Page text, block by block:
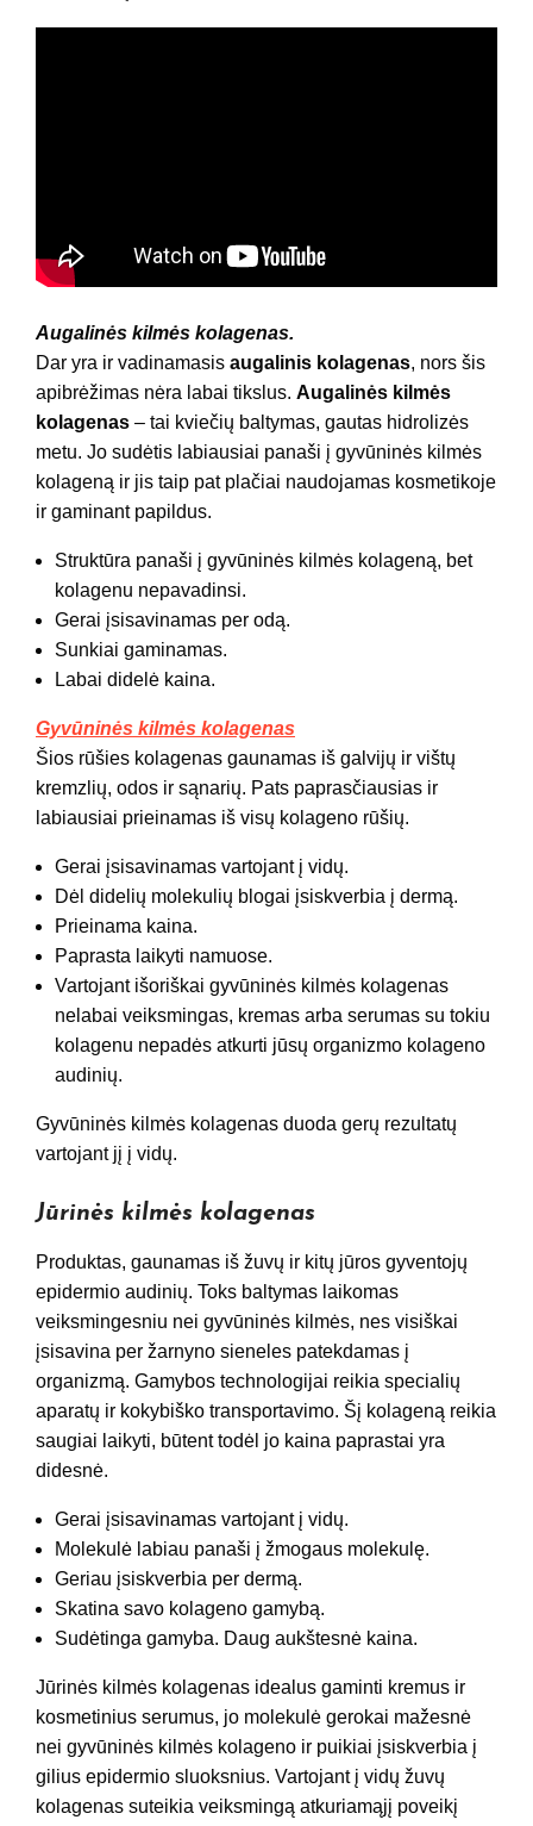
Augalinės kilmės kolagenas.
Dar yra ir vadinamasis augalinis kolagenas, nors šis
apibrėžimas nėra labai tikslus. Augalinės kilmės
kolagenas – tai kviečių baltymas, gautas hidrolizės
metu. Jo sudėtis labiausiai panaši į gyvūninės kilmės
kolageną ir jis taip pat plačiai naudojamas kosmetikoje
ir gaminant papildus.
Struktūra panaši į gyvūninės kilmės kolageną, bet
kolagenu nepavadinsi.
Gerai įsisavinamas per odą.
Sunkiai gaminamas.
Labai didelė kaina.
Gyvūninės kilmės kolagenas
Šios rūšies kolagenas gaunamas iš galvijų ir vištų
kremzlių, odos ir sąnarių. Pats paprasčiausias ir
labiausiai prieinamas iš visų kolageno rūšių.
Gerai įsisavinamas vartojant į vidų.
Dėl didelių molekulių blogai įsiskverbia į dermą.
Prieinama kaina.
Paprasta laikyti namuose.
Vartojant išoriškai gyvūninės kilmės kolagenas
nelabai veiksmingas, kremas arba serumas su tokiu
kolagenu nepadės atkurti jūsų organizmo kolageno
audinių.
Gyvūninės kilmės kolagenas duoda gerų rezultatų
vartojant jį į vidų.
Jūrinės kilmės kolagenas
Produktas, gaunamas iš žuvų ir kitų jūros gyventojų
epidermio audinių. Toks baltymas laikomas
veiksmingesniu nei gyvūninės kilmės, nes visiškai
įsisavina per žarnyno sieneles patekdamas į
organizmą. Gamybos technologijai reikia specialių
aparatų ir kokybiško transportavimo. Šį kolageną reikia
saugiai laikyti, būtent todėl jo kaina paprastai yra
didesnė.
Gerai įsisavinamas vartojant į vidų.
Molekulė labiau panaši į žmogaus molekulę.
Geriau įsiskverbia per dermą.
Skatina savo kolageno gamybą.
Sudėtinga gamyba. Daug aukštesnė kaina.
Jūrinės kilmės kolagenas idealus gaminti kremus ir
kosmetinius serumus, jo molekulė gerokai mažesnė
nei gyvūninės kilmės kolageno ir puikiai įsiskverbia į
gilius epidermio sluoksnius. Vartojant į vidų žuvų
kolagenas suteikia veiksmingą atkuriamąjį poveikį